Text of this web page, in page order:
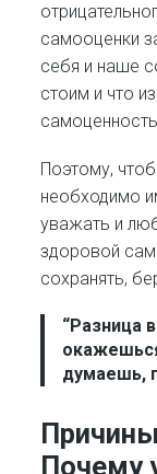
самооценки
себя и наше
стоим и что
Поэтому,
необходимо
уважать и
здоровой
сохранять,
“Разница
думаешь,
Почему